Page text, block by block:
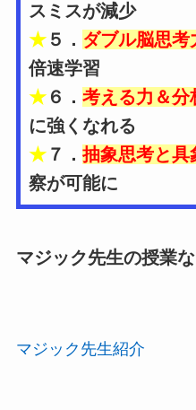
スミスが減少
★５． ダブル脳思考
倍速学習
★６． 考える力＆分
に強くなれる
★７． 抽象思考と具
察が可能に
マジック先生の授業
マジック先生紹介